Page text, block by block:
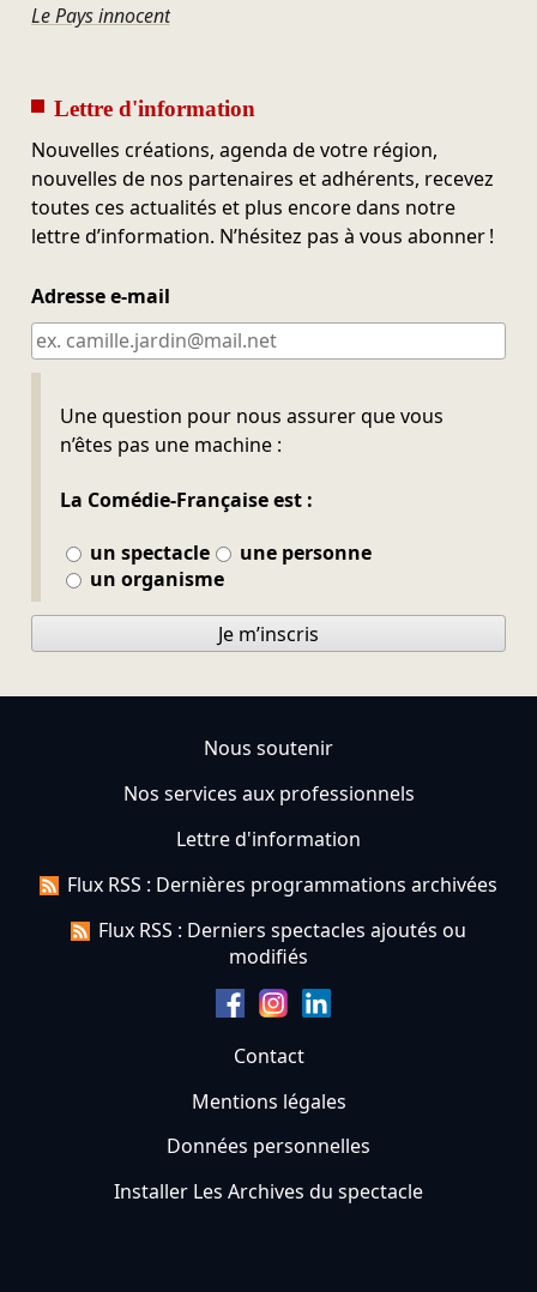
Le Pays innocent
Lettre d'information
Nouvelles créations, agenda de votre région,
nouvelles de nos partenaires et adhérents, recevez
toutes ces actualités et plus encore dans notre
lettre d’information. N’hésitez pas à vous abonner !
Adresse e-mail
Une question pour nous assurer que vous
n’êtes pas une machine :
La Comédie-Française est :
un spectacle
une personne
un organisme
Ne pas remplir
Je m’inscris
Nous soutenir
Nos services aux professionnels
Lettre d'information
Flux RSS : Dernières programmations archivées
Flux RSS : Derniers spectacles ajoutés ou
modifiés
Contact
Mentions légales
Données personnelles
Installer Les Archives du spectacle